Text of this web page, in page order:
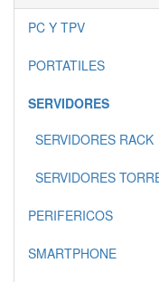
PC Y TPV
PORTATILES
SERVIDORES
SERVIDORES RACK
SERVIDORES
PERIFERICOS
SMARTPHONE